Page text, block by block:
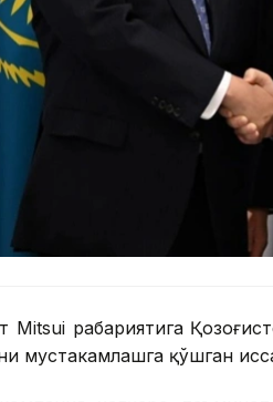
Mitsui раҳбариятига
мустаҳкамлашга қўшган